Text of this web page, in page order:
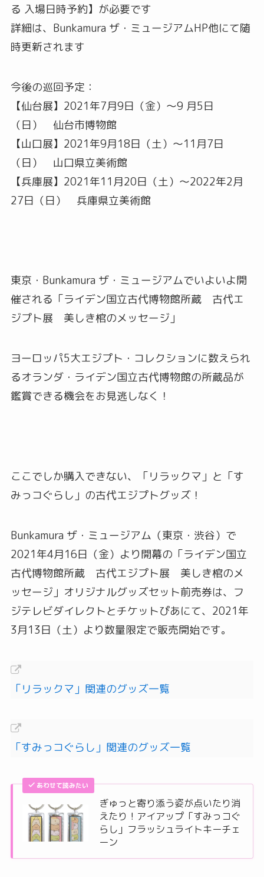
る 入場日時予約】が必要です
詳細は、Bunkamura ザ・ミュージアムHP他にて随
時更新されます
今後の巡回予定：
【仙台展】2021年7月9日（金）～9 月5日
（日） 仙台市博物館
【山口展】2021年9月18日（土）～11月7日
（日） 山口県立美術館
【兵庫展】2021年11月20日（土）～2022年2月
27日（日） 兵庫県立美術館
東京・Bunkamura ザ・ミュージアムでいよいよ開
催される「ライデン国立古代博物館所蔵 古代エ
ジプト展 美しき棺のメッセージ」
ヨーロッパ5大エジプト・コレクションに数えられ
るオランダ・ライデン国立古代博物館の所蔵品が
鑑賞できる機会をお見逃しなく！
ここでしか購入できない、「リラックマ」と「す
みっコぐらし」の古代エジプトグッズ！
Bunkamura ザ・ミュージアム（東京・渋谷）で
2021年4月16日（金）より開幕の「ライデン国立
古代博物館所蔵 古代エジプト展 美しき棺のメ
ッセージ」オリジナルグッズセット前売券は、フ
ジテレビダイレクトとチケットぴあにて、2021年
3月13日（土）より数量限定で販売開始です。
「リラックマ」関連のグッズ一覧
「すみっコぐらし」関連のグッズ一覧
あわせて読みたい
ぎゅっと寄り添う姿が点いたり消
えたり！アイアップ「すみっコぐ
らし」フラッシュライトキーチェ
ーン